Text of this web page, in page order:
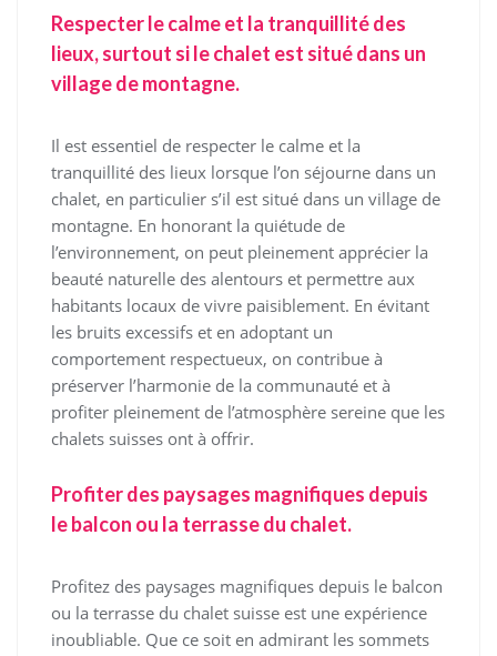
Respecter le calme et la tranquillité des
lieux, surtout si le chalet est situé dans un
village de montagne.
Il est essentiel de respecter le calme et la
tranquillité des lieux lorsque l’on séjourne dans un
chalet, en particulier s’il est situé dans un village de
montagne. En honorant la quiétude de
l’environnement, on peut pleinement apprécier la
beauté naturelle des alentours et permettre aux
habitants locaux de vivre paisiblement. En évitant
les bruits excessifs et en adoptant un
comportement respectueux, on contribue à
préserver l’harmonie de la communauté et à
profiter pleinement de l’atmosphère sereine que les
chalets suisses ont à offrir.
Profiter des paysages magnifiques depuis
le balcon ou la terrasse du chalet.
Profitez des paysages magnifiques depuis le balcon
ou la terrasse du chalet suisse est une expérience
inoubliable. Que ce soit en admirant les sommets